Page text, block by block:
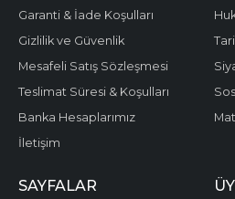
Garanti & İade Koşulları
Gizlilik ve Güvenlik
Mesafeli Satış Sözleşmesi
Teslimat Süresi & Koşulları
Banka Hesaplarımız
İletişim
SAYFALAR